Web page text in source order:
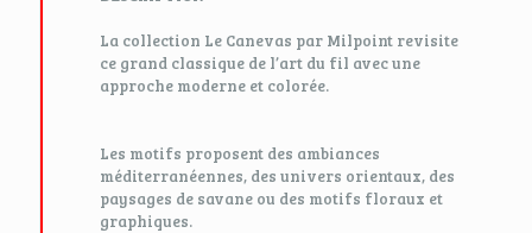
La collection Le Canevas par Milpoint revisite
ce grand classique de l’art du fil avec une
approche moderne et colorée.
Les motifs proposent des ambiances
méditerranéennes, des univers orientaux, des
paysages de savane ou des motifs floraux et
graphiques.